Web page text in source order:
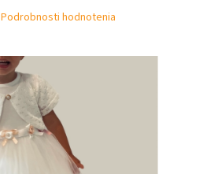
Podrobnosti hodnotenia